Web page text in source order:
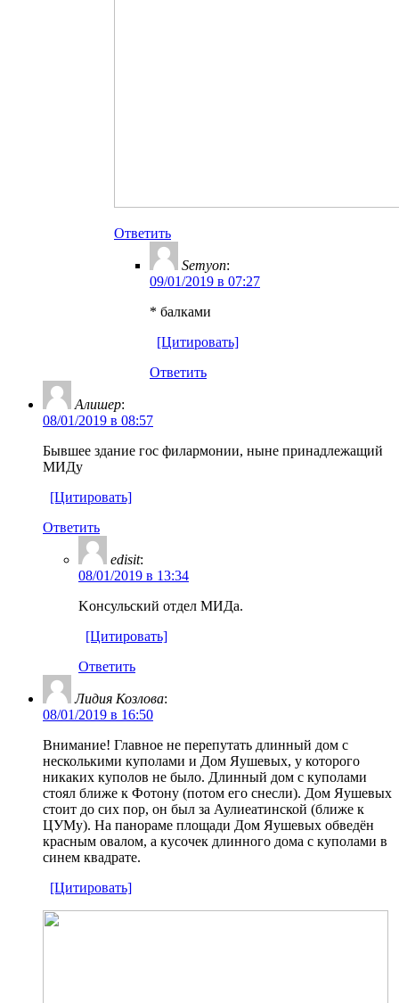
Ответить
Semyon:
09/01/2019 в 07:27
* балками
[Цитировать]
Ответить
Алишер:
08/01/2019 в 08:57
Бывшее здание гос филармонии, ныне принадлежащий
МИДу
[Цитировать]
Ответить
edisit:
08/01/2019 в 13:34
Kонсульский отдел МИДa.
[Цитировать]
Ответить
Лидия Козлова:
08/01/2019 в 16:50
Внимание! Главное не перепутать длинный дом с
несколькими куполами и Дом Яушевых, у которого
никаких куполов не было. Длинный дом с куполами
стоял ближе к Фотону (потом его снесли). Дом Яушевых
стоит до сих пор, он был за Аулиеатинской (ближе к
ЦУМу). На панораме площади Дом Яушевых обведён
красным овалом, а кусочек длинного дома с куполами в
синем квадрате.
[Цитировать]